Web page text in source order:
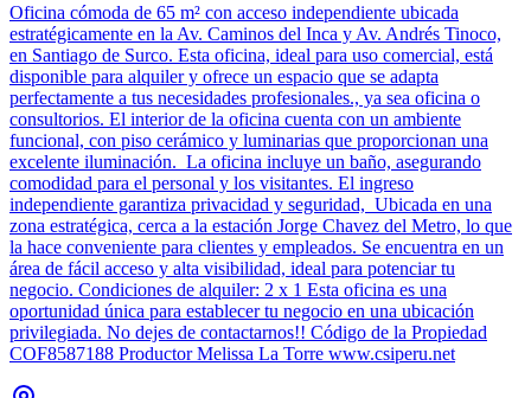
Oficina cómoda de 65 m² con acceso independiente ubicada
estratégicamente en la Av. Caminos del Inca y Av. Andrés Tinoco,
en Santiago de Surco. Esta oficina, ideal para uso comercial, está
disponible para alquiler y ofrece un espacio que se adapta
perfectamente a tus necesidades profesionales., ya sea oficina o
consultorios. El interior de la oficina cuenta con un ambiente
funcional, con piso cerámico y luminarias que proporcionan una
excelente iluminación. La oficina incluye un baño, asegurando
comodidad para el personal y los visitantes. El ingreso
independiente garantiza privacidad y seguridad, Ubicada en una
zona estratégica, cerca a la estación Jorge Chavez del Metro, lo que
la hace conveniente para clientes y empleados. Se encuentra en un
área de fácil acceso y alta visibilidad, ideal para potenciar tu
negocio. Condiciones de alquiler: 2 x 1 Esta oficina es una
oportunidad única para establecer tu negocio en una ubicación
privilegiada. No dejes de contactarnos!! Código de la Propiedad
COF8587188 Productor Melissa La Torre www.csiperu.net